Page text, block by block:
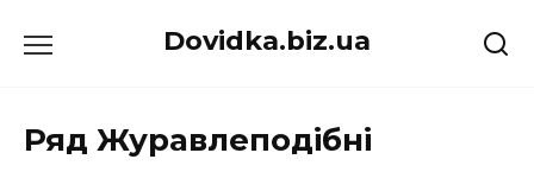
до
Dovidka.biz.ua
Ряд Журавлеподібні